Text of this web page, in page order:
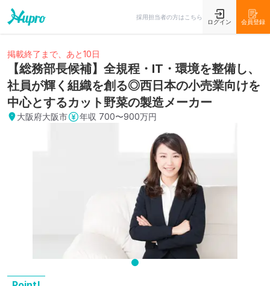
採用担当者の方はこちら
ログイン 会員登録
掲載終了まで、あと10日
【総務部長候補】全規程・IT・環境を整備し、
社員が輝く組織を創る◎西日本の小売業向けを
中心とするカット野菜の製造メーカー
大阪府大阪市 年収 700〜900万円